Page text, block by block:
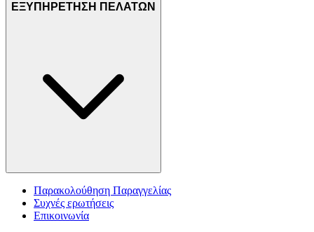
ΕΞΥΠΗΡΕΤΗΣΗ ΠΕΛΑΤΩΝ
Παρακολούθηση Παραγγελίας
Συχνές ερωτήσεις
Επικοινωνία